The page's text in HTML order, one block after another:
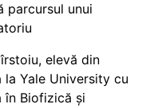
parcursul unui
elevă din
la Yale University cu
în Biofizică și